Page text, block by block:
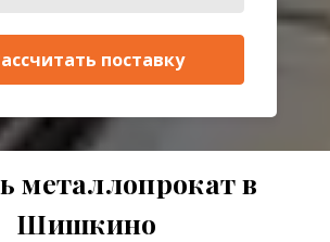
поставку
металлопрокат в
Шишкино